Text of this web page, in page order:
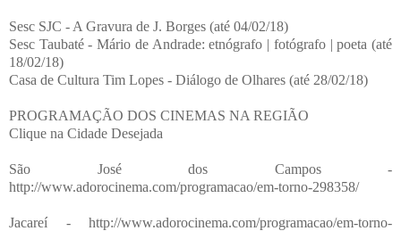
Sesc SJC - A Gravura de J. Borges (até 04/02/18)
Sesc Taubaté - Mário de Andrade: etnógrafo | fotógrafo | poeta (até
18/02/18)
Casa de Cultura Tim Lopes - Diálogo de Olhares (até 28/02/18)
PROGRAMAÇÃO DOS CINEMAS NA REGIÃO
Clique na Cidade Desejada
São José dos Campos -
http://www.adorocinema.com/programacao/em-torno-298358/
Jacareí - http://www.adorocinema.com/programacao/em-torno-